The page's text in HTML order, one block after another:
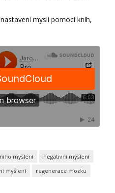
mysli pomocí knih,
myšlení
negativní myšlení
myšlení
regenerace mozku